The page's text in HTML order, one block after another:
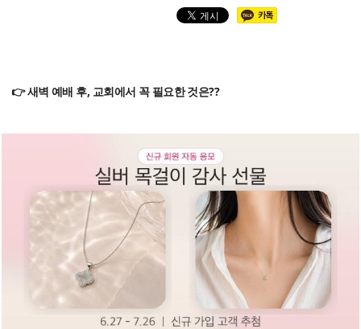
👉 새벽 예배 후, 교회에서 꼭 필요한 것은??